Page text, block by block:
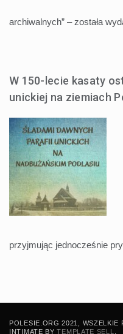
archiwalnych” – została
W 150-lecie kasaty
unickiej na ziemiach
przyjmując jednocześnie
POLESIE.ORG 2021, WSZELKIE
INTIMATE BYTEMPLATE SELL